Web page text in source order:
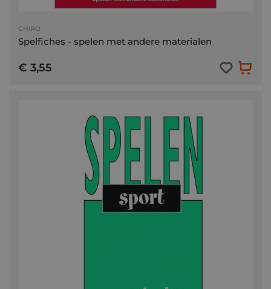
CHIRO
Spelfiches - spelen met andere materialen
€ 3,55